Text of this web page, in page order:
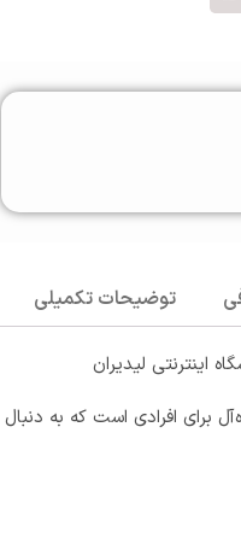
توضیحات تکمیلی
اینترنتی لیدیران
برای افرادی است که به دنبال